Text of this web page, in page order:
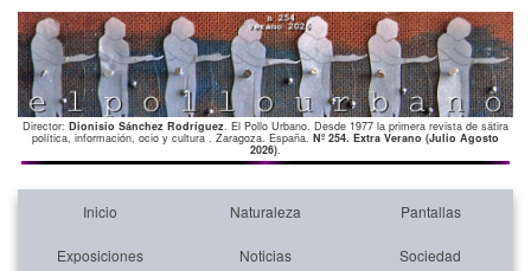
Director: Dionisio Sánchez Rodríguez. El Pollo Urbano. Desde 1977 la primera revista de sátira
política, información, ocio y cultura . Zaragoza. España. Nº 254. Extra Verano (Julio Agosto
2026).
Inicio Naturaleza Pantallas
Exposiciones Noticias Sociedad